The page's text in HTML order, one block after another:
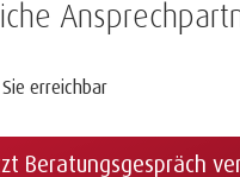
erreichbar
Beratungsgespräch